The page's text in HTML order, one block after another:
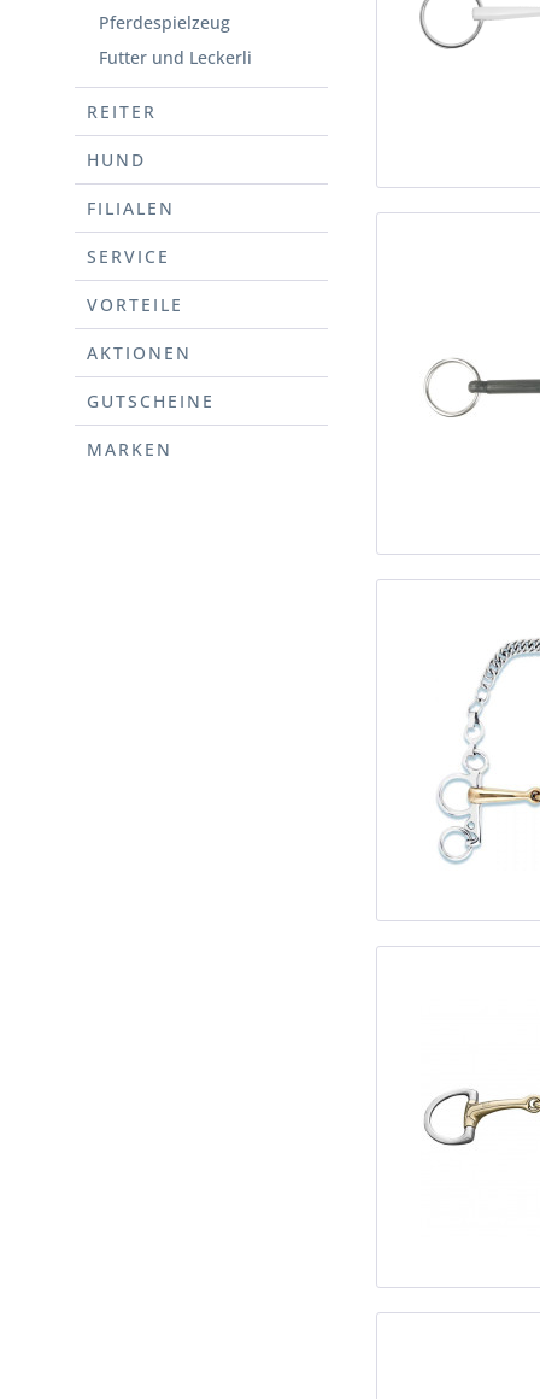
Pferdespielzeug
Futter und Leckerli
REITER
HUND
FILIALEN
SERVICE
VORTEILE
AKTIONEN
GUTSCHEINE
MARKEN